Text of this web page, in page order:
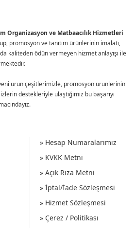
Organizasyon ve Matbaacılık Hizmetleri
promosyon ve tanıtım ürünlerinin imalatı,
kaliteden ödün vermeyen hizmet anlayışı ile
ürün çeşitlerimizle, promosyon ürünlerinin
destekleriyle ulaştığımız bu başarıyı
» Hesap Numaralarımız
» KVKK Metni
» Açık Rıza Metni
» İptal/İade Sözleşmesi
» Hizmet Sözleşmesi
» Çerez / Politikası